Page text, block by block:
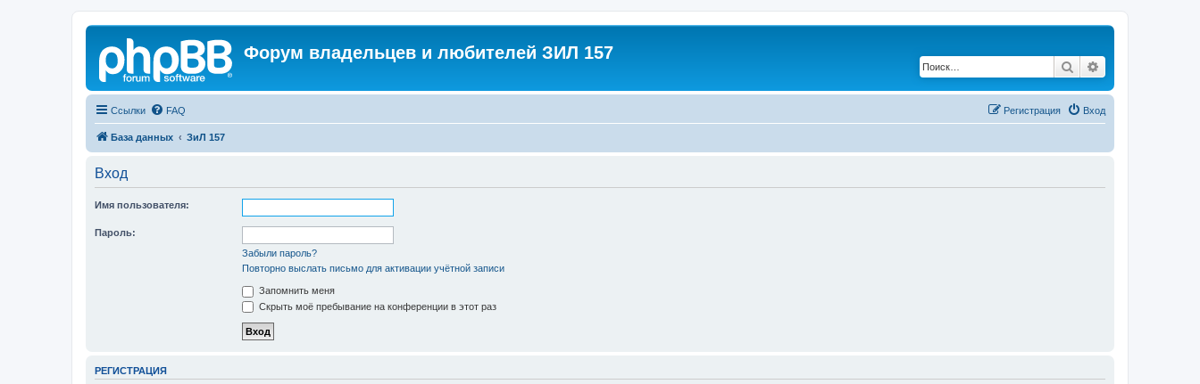
Форум владельцев и любителей ЗИЛ 157
Поиск
Ссылки FAQ Вход
Регистрация
База данных ЗиЛ 157
Вход
Имя пользователя:
Пароль:
Забыли пароль?
Повторно выслать письмо для активации учётной записи
Запомнить меня
Скрыть моё пребывание на конференции в этот раз
РЕГИСТРАЦИЯ